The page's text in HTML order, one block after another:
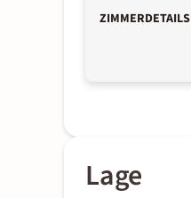
ZIMMERDETAILS
Lage